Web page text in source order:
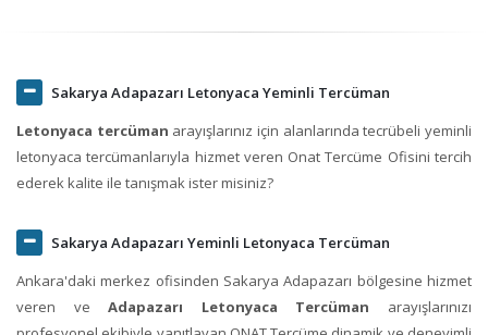
Sakarya Adapazarı Letonyaca Yeminli Tercüman
Letonyaca tercüman arayışlarınız için alanlarında tecrübeli yeminli
letonyaca tercümanlarıyla hizmet veren Onat Tercüme Ofisini tercih
ederek kalite ile tanışmak ister misiniz?
Sakarya Adapazarı Yeminli Letonyaca Tercüman
Ankara'daki merkez ofisinden Sakarya Adapazarı bölgesine hizmet
veren veAdapazarı Letonyaca Tercüman arayışlarınızı